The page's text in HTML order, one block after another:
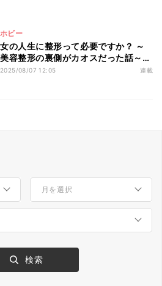
ホビー
女の人生に整形って必要ですか？ ～
美容整形の裏側がカオスだった話～
第1回 【漫画】教育係は顔面ギプス!?
2025/08/07 12:05 連載